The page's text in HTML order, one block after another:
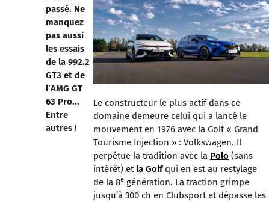
passé. Ne
manquez
pas aussi
les essais
de la 992.2
GT3 et de
l’AMG GT
63 Pro...
Entre
autres !
Le constructeur le plus actif dans ce
domaine demeure celui qui a lancé le
mouvement en 1976 avec la Golf « Grand
Tourisme Injection » : Volkswagen. Il
perpétue la tradition avec la Polo (sans
intérêt) et la Golfqui en est au restylage
de la 8e génération. La traction grimpe
jusqu’à 300 ch en Clubsport et dépasse les